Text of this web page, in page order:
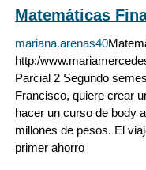
Matemáticas
mariana.arenas40
http:/
Parcial 2 Segundo
Francisco, quiere crear
hacer un curso de body
millones de pesos. El
primer ahorro